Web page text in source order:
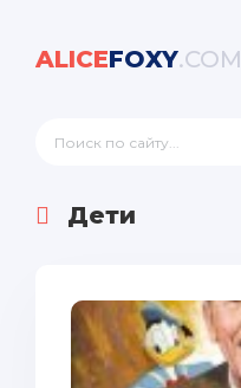
ALICEFOXY.COM
Дети